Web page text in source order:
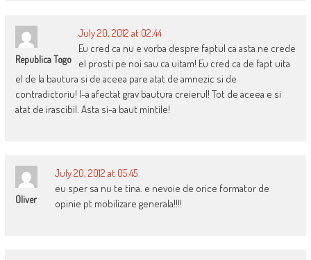
Republica Togo
July 20, 2012 at 02:44
Eu cred ca nu e vorba despre faptul ca asta ne crede
el prosti pe noi sau ca uitam! Eu cred ca de fapt uita
el de la bautura si de aceea pare atat de amnezic si de
contradictoriu! I-a afectat grav bautura creierul! Tot de aceea e si
atat de irascibil. Asta si-a baut mintile!
Oliver
July 20, 2012 at 05:45
eu sper sa nu te tina. e nevoie de orice formator de
opinie pt mobilizare generala!!!!